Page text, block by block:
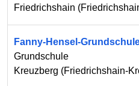
Friedrichshain (
Fanny-Hensel-
Grundschule
Kreuzberg (Friedrichshain-